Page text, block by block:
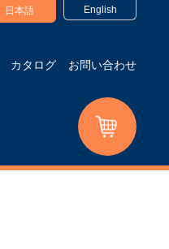
日本語 English
カタログ お問い合わせ